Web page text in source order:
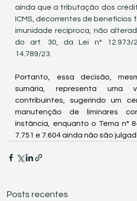
ainda que a tributação dos
ICMS, decorrentes de benefícios
imunidade recíproca, não
do art. 30, da Lei n° 12.973/
14.789/23.
Portanto, essa decisão,
sumária, representa uma
contribuintes, sugerindo um
manutenção de liminares
instância, enquanto o Tema n°
7.751 e 7.604 ainda não são
Posts recentes